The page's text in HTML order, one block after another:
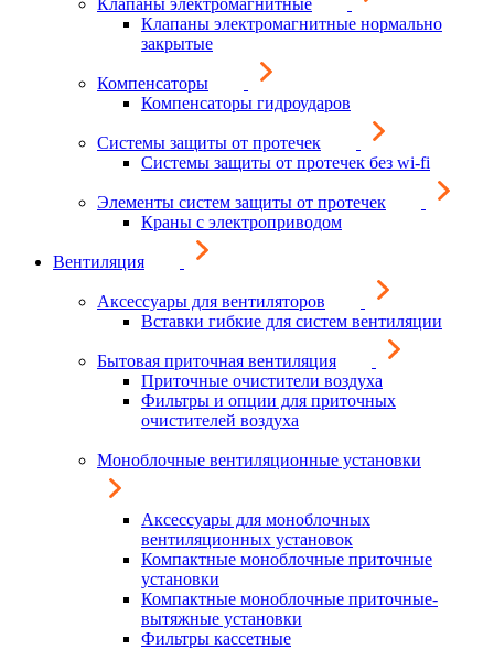
Клапаны электромагнитные
Клапаны электромагнитные нормально
закрытые
Компенсаторы
Компенсаторы гидроударов
Системы защиты от протечек
Системы защиты от протечек без wi-fi
Элементы систем защиты от протечек
Краны с электроприводом
Вентиляция
Аксессуары для вентиляторов
Вставки гибкие для систем вентиляции
Бытовая приточная вентиляция
Приточные очистители воздуха
Фильтры и опции для приточных
очистителей воздуха
Моноблочные вентиляционные установки
Аксессуары для моноблочных
вентиляционных установок
Компактные моноблочные приточные
установки
Компактные моноблочные приточные-
вытяжные установки
Фильтры кассетные